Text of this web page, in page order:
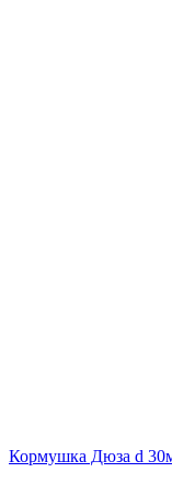
Кормушка Дюза d